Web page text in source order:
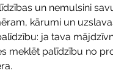
un nemulsini
kārumi un
ja tava
meklēt palīdzību no